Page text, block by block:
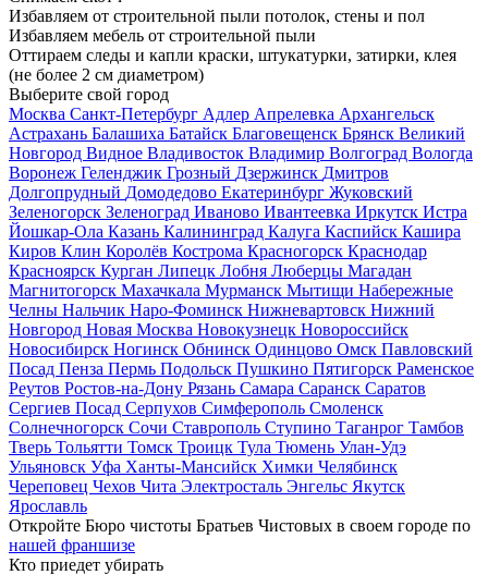
Избавляем от строительной пыли потолок, стены и пол
Избавляем мебель от строительной пыли
Оттираем следы и капли краски, штукатурки, затирки, клея
(не более 2 см диаметром)
Выберите свой город
Москва Санкт-Петербург Адлер Апрелевка Архангельск
Астрахань Балашиха Батайск Благовещенск Брянск Великий
Новгород Видное Владивосток Владимир Волгоград Вологда
Воронеж Геленджик Грозный Дзержинск Дмитров
Долгопрудный Домодедово Екатеринбург Жуковский
Зеленогорск Зеленоград Иваново Ивантеевка Иркутск Истра
Йошкар-Ола Казань Калининград Калуга Каспийск Кашира
Киров Клин Королёв Кострома Красногорск Краснодар
Красноярск Курган Липецк Лобня Люберцы Магадан
Магнитогорск Махачкала Мурманск Мытищи Набережные
Челны Нальчик Наро-Фоминск Нижневартовск Нижний
Новгород Новая Москва Новокузнецк Новороссийск
Новосибирск Ногинск Обнинск Одинцово Омск Павловский
Посад Пенза Пермь Подольск Пушкино Пятигорск Раменское
Реутов Ростов-на-Дону Рязань Самара Саранск Саратов
Сергиев Посад Серпухов Симферополь Смоленск
Солнечногорск Сочи Ставрополь Ступино Таганрог Тамбов
Тверь Тольятти Томск Троицк Тула Тюмень Улан-Удэ
Ульяновск Уфа Ханты-Мансийск Химки Челябинск
Череповец Чехов Чита Электросталь Энгельс Якутск
Ярославль
Откройте Бюро чистоты Братьев Чистовых в своем городе по
нашей франшизе
Кто приедет убирать